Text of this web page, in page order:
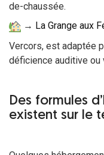
de-chaussée.
→ La Grange aux
Vercors, est adaptée
déficience auditive ou
Des formules
existent sur le